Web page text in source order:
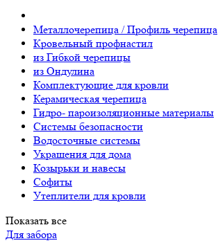
Металлочерепица / Профиль черепица
Кровельный профнастил
из Гибкой черепицы
из Ондулина
Комплектующие для кровли
Керамическая черепица
Гидро- пароизоляционные материалы
Системы безопасности
Водосточные системы
Украшения для дома
Козырьки и навесы
Софиты
Утеплители для кровли
Показать все
Для забора